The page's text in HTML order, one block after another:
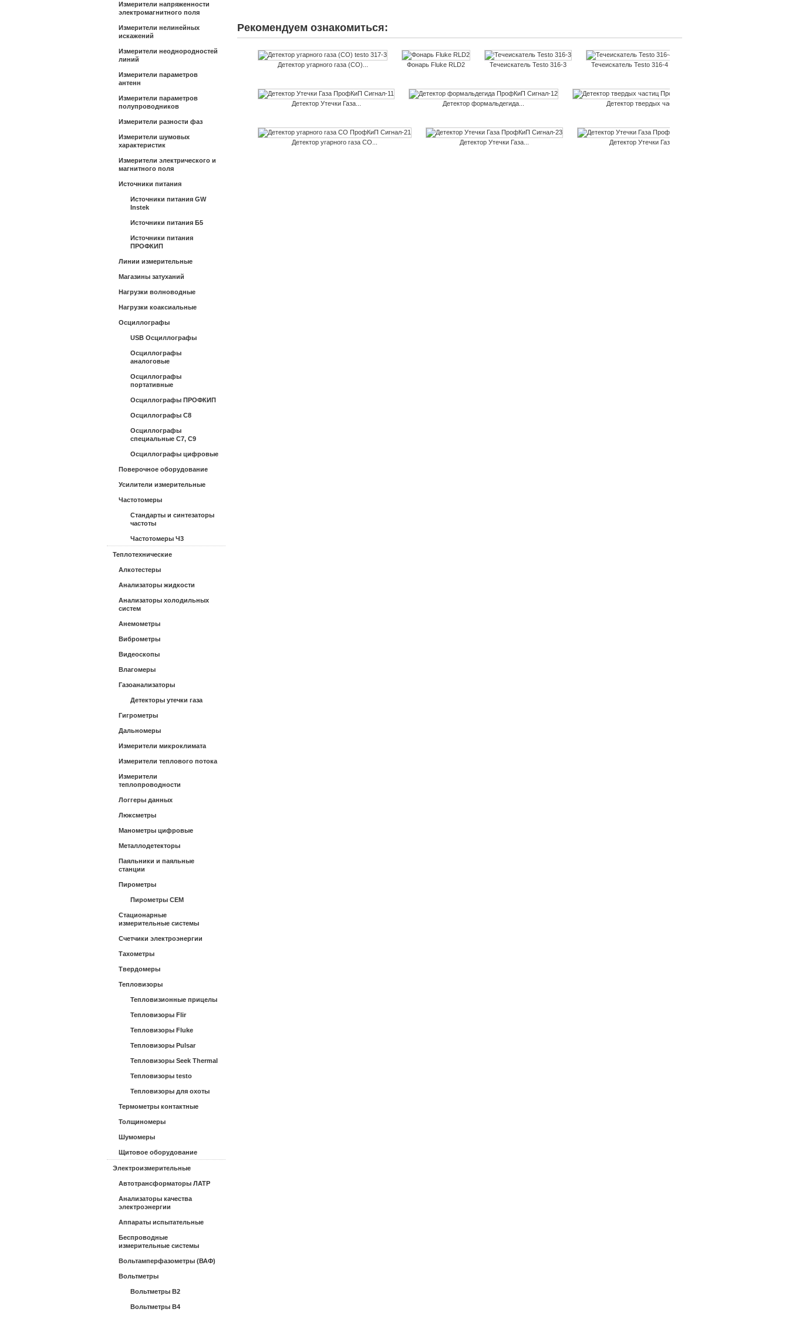
Измерители напряженности
электромагнитного поля
Измерители нелинейных
искажений
Измерители неоднородностей
линий
Измерители параметров
антенн
Измерители параметров
полупроводников
Измерители разности фаз
Измерители шумовых
характеристик
Измерители электрического и
магнитного поля
Источники питания
Источники питания GW
Instek
Источники питания Б5
Источники питания
ПРОФКИП
Линии измерительные
Магазины затуханий
Нагрузки волноводные
Нагрузки коаксиальные
Осциллографы
USB Осциллографы
Осциллографы
аналоговые
Осциллографы
портативные
Осциллографы ПРОФКИП
Осциллографы С8
Осциллографы
специальные С7, С9
Осциллографы цифровые
Поверочное оборудование
Усилители измерительные
Частотомеры
Стандарты и синтезаторы
частоты
Частотомеры Ч3
Теплотехнические
Алкотестеры
Анализаторы жидкости
Анализаторы холодильных
систем
Анемометры
Виброметры
Видеоскопы
Влагомеры
Газоанализаторы
Детекторы утечки газа
Гигрометры
Дальномеры
Измерители микроклимата
Измерители теплового потока
Измерители
теплопроводности
Логгеры данных
Люксметры
Манометры цифровые
Металлодетекторы
Паяльники и паяльные
станции
Пирометры
Пирометры CEM
Стационарные
измерительные системы
Счетчики электроэнергии
Тахометры
Твердомеры
Тепловизоры
Тепловизионные прицелы
Тепловизоры Flir
Тепловизоры Fluke
Тепловизоры Pulsar
Тепловизоры Seek Thermal
Тепловизоры testo
Тепловизоры для охоты
Термометры контактные
Толщиномеры
Шумомеры
Щитовое оборудование
Электроизмерительные
Автотрансформаторы ЛАТР
Анализаторы качества
электроэнергии
Аппараты испытательные
Беспроводные
измерительные системы
Вольтамперфазометры (ВАФ)
Вольтметры
Вольтметры В2
Вольтметры В4
Рекомендуем ознакомиться:
Детектор угарного газа (CO)... Фонарь Fluke RLD2 Течеискатель Testo 316-3 Течеискатель Testo 316-4
Детектор Утечки Газа... Детектор формальдегида... Детектор твердых частиц...
Детектор угарного газа CO... Детектор Утечки Газа... Детектор Утечки Газа...